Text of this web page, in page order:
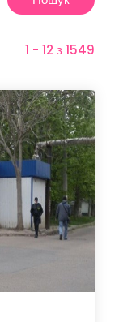
1 - 12 з 1549